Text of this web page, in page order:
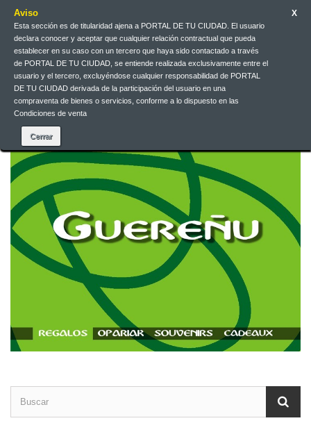
Aviso
Esta sección es de titularidad ajena a PORTAL DE TU CIUDAD. El usuario
declara conocer y aceptar que cualquier relación contractual que pueda
establecer en su caso con un tercero que haya sido contactado a través
de PORTAL DE TU CIUDAD, se entiende realizada exclusivamente entre el
usuario y el tercero, excluyéndose cualquier responsabilidad de PORTAL
DE TU CIUDAD derivada de la participación del usuario en una
compraventa de bienes o servicios, conforme a lo dispuesto en las
Condiciones de venta
X
Iniciar sesión
EUR
Español
Contacte con nosotros